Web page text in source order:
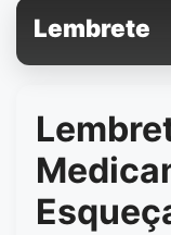
Lembrete